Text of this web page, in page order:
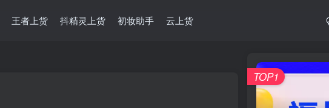
王者上货 抖精灵上货 初妆助手 云上货
TOP1